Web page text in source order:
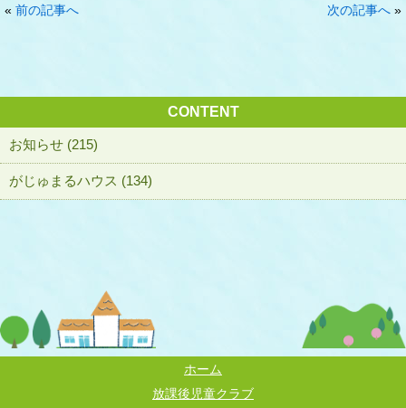
« 前の記事へ 次の記事へ »
CONTENT
お知らせ (215)
がじゅまるハウス (134)
ホーム
放課後児童クラブ